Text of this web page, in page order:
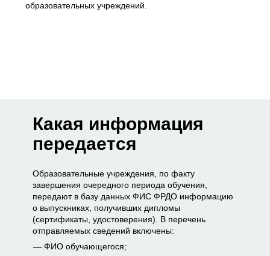
образовательных учреждений.
Какая информация
передается
Образовательные учреждения, по факту
завершения очередного периода обучения,
передают в базу данных ФИС ФРДО информацию
о выпускниках, получивших дипломы
(сертификаты, удостоверения). В перечень
отправляемых сведений включены:
ФИО обучающегося;